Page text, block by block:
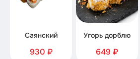
Саянский
930 ₽
Угорь дорблю
649 ₽